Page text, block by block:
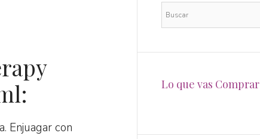
Enjuagar con
Lo que vas Comprar